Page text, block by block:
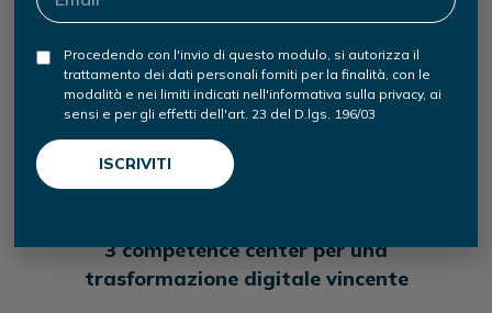
BUSINESS
ally Consulting partner storico di OMPM
per il suo percorso di digital
transformation
3 competence center per una
trasformazione digitale vincente
Procedendo con l'invio di questo modulo, si autorizza il
trattamento dei dati personali forniti per la finalità, con le
modalità e nei limiti indicati nell'informativa sulla privacy, ai
sensi e per gli effetti dell'art. 23 del D.lgs. 196/03